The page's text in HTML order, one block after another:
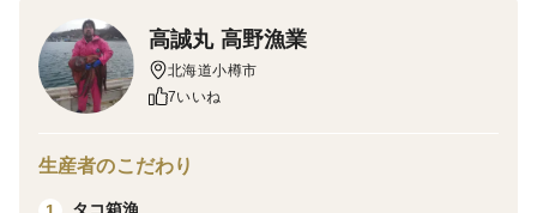
チョでお召し上がりいただけます。
その他、タコしゃぶ、タコ唐揚げ、タコ飯、たこ焼きな
ど色々お試しください。
高誠丸 高野漁業
北海道小樽市
7いいね
生産者のこだわり